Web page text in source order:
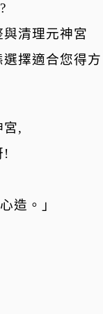
清理元神宮
擇適合您得方
宮,
!
造。」